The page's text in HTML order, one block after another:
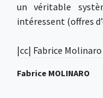
un véritable
intéressent (offres
|cc| Fabrice
Fabrice MOLINARO